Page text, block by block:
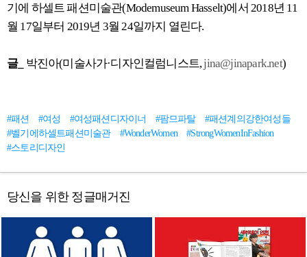
기에 하셀트 패션미술관(Modemuseum Hasselt)에서 2018년 11
월 17일부터 2019년 3월 24일까지 열린다.
글_ 박진아(미술사가·디자인컬럼니스트,jina@jinapark.net)
#패션 #여성 #여성패션디자이너 #팜므파탈
#패션계의강한여성들
#벨기에하셀트패션미술관
#WonderWomen
#StrongWomenInFashion
#스토리디자인
당신을 위한 정글매거진